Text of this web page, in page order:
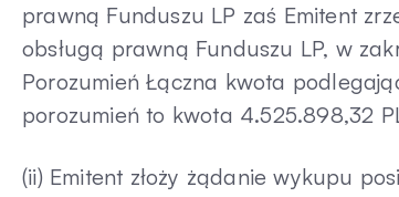
prawną Funduszu LP zaś Emitent
obsługą prawną Funduszu LP, w
Porozumień Łączna kwota
porozumień to kwota 4.525.898,32
(ii) Emitent złoży żądanie wykupu